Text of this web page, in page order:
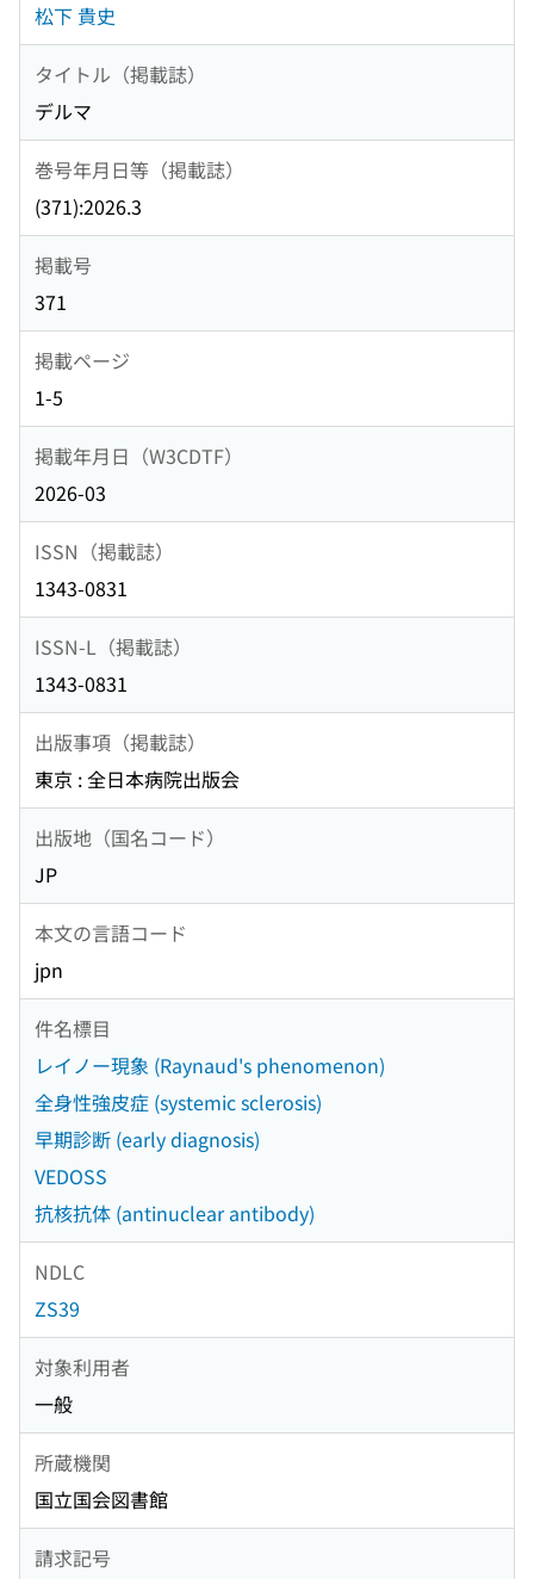
松下 貴史
タイトル（掲載誌）
デルマ
巻号年月日等（掲載誌）
(371):2026.3
掲載号
371
掲載ページ
1-5
掲載年月日（W3CDTF）
2026-03
ISSN（掲載誌）
1343-0831
ISSN-L（掲載誌）
1343-0831
出版事項（掲載誌）
東京 : 全日本病院出版会
出版地（国名コード）
JP
本文の言語コード
jpn
件名標目
レイノー現象 (Raynaud's phenomenon)
全身性強皮症 (systemic sclerosis)
早期診断 (early diagnosis)
VEDOSS
抗核抗体 (antinuclear antibody)
NDLC
ZS39
対象利用者
一般
所蔵機関
国立国会図書館
請求記号